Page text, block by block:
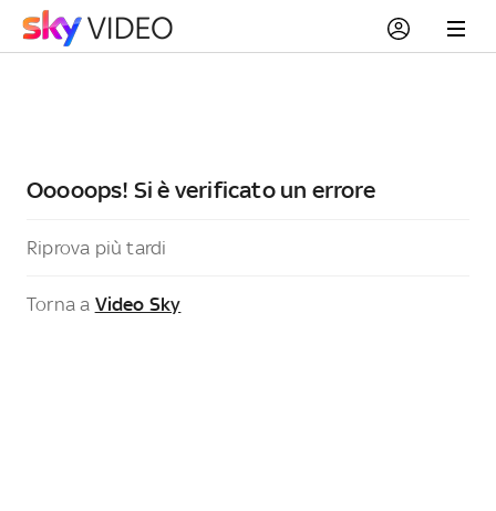
Ooooops! Si è verificato un errore
Riprova più tardi
Torna a Video Sky